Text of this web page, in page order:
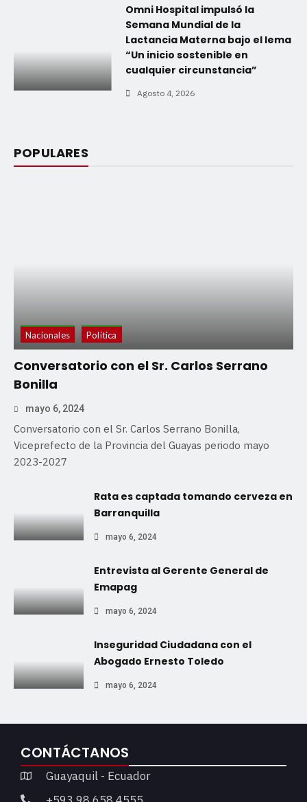
Omni Hospital impulsó la
Semana Mundial de la
Lactancia Materna bajo el lema
“Un inicio sostenible en
cualquier circunstancia”
Agosto 4, 2026
POPULARES
Nacionales Política
Conversatorio con el Sr. Carlos Serrano
Bonilla
mayo 6, 2024
Conversatorio con el Sr. Carlos Serrano Bonilla,
Viceprefecto de la Provincia del Guayas periodo mayo
2023-2027
Rata es captada tomando cerveza en
Barranquilla
mayo 6, 2024
Entrevista al Gerente General de
Emapag
mayo 6, 2024
Inseguridad Ciudadana con el
Abogado Ernesto Toledo
mayo 6, 2024
CONTÁCTANOS
Guayaquil - Ecuador